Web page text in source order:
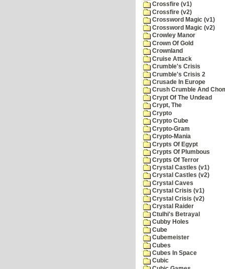
Crossfire (v1)
Crossfire (v2)
Crossword Magic (v1)
Crossword Magic (v2)
Crowley Manor
Crown Of Gold
Crownland
Cruise Attack
Crumble's Crisis
Crumble's Crisis 2
Crusade In Europe
Crush Crumble And
Crypt Of The Undead
Crypt, The
Crypto
Crypto Cube
Crypto-Gram
Crypto-Mania
Crypts Of Egypt
Crypts Of Plumbous
Crypts Of Terror
Crystal Castles (v1)
Crystal Castles (v2)
Crystal Caves
Crystal Crisis (v1)
Crystal Crisis (v2)
Crystal Raider
Ctulhi's Betrayal
Cubby Holes
Cube
Cubemeister
Cubes
Cubes In Space
Cubic